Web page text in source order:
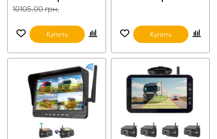
10105.00 грн.
Купить Купить